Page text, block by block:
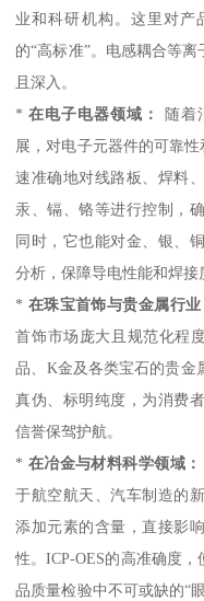
业和科研机构。这里对产
的“高标准”。电感耦合等
且深入。
*在电子电器领域：
随着
展，对电子元器件的可靠
速准确地对线路板、焊料
汞、镉、铬等进行控制，
同时，它也能对金、银、
分析，保障导电性能和焊接
* 在珠宝首饰与贵金属行业
首饰市场庞大且规范化程
品、K金及各类宝石的贵金
真伪、标明纯度，为消费
信誉保驾护航。
* 在冶金与材料科学领域：
于航空航天、汽车制造的
添加元素的含量，直接影
性。ICP-OES的高准确度
品质量检验中不可或缺的“